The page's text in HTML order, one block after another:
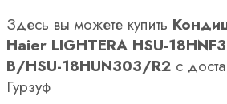
Здесь вы можете купить
Haier LIGHTERA HSU-
B/HSU-18HUN303/R2 с
Гурзуф